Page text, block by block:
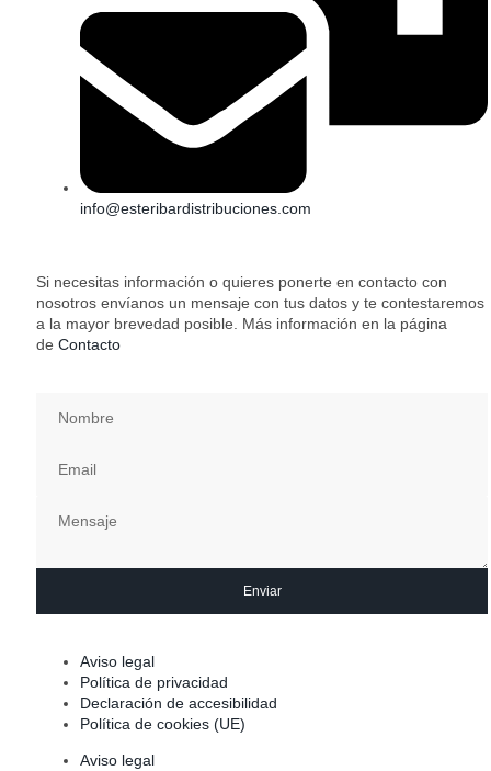
info@esteribardistribuciones.com
Si necesitas información o quieres ponerte en contacto con
nosotros envíanos un mensaje con tus datos y te contestaremos
a la mayor brevedad posible. Más información en la página
de Contacto
Enviar
Aviso legal
Política de privacidad
Declaración de accesibilidad
Política de cookies (UE)
Aviso legal